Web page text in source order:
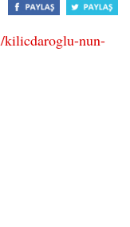
kilicdaroglu-nun-